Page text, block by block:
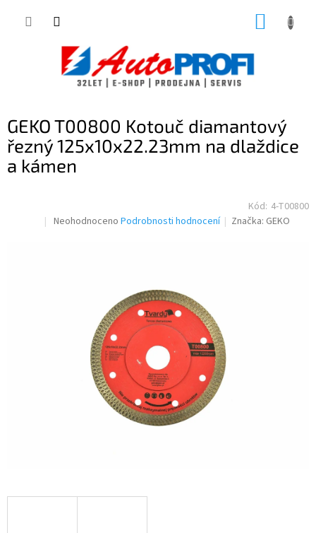
GEKO T00800 Kotouč diamantový
řezný 125x10x22.23mm na dlaždice
a kámen
Kód: 4-T00800
Průměrné
Neohodnoceno Podrobnosti hodnocení Značka: GEKO